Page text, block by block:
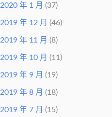
2020 年 1 月 (37)
2019 年 12 月 (46)
2019 年 11 月 (8)
2019 年 10 月 (11)
2019 年 9 月 (19)
2019 年 8 月 (18)
2019 年 7 月 (15)